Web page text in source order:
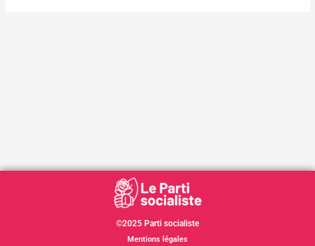
©2025 Parti socialiste
Mentions légales